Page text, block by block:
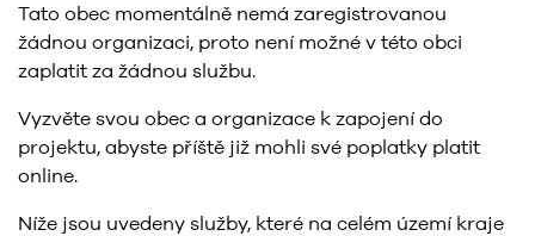
Tato obec momentálně nemá zaregistrovanou
žádnou organizaci, proto není možné v této obci
zaplatit za žádnou službu.
Vyzvěte svou obec a organizace k zapojení do
projektu, abyste příště již mohli své poplatky platit
online.
Níže jsou uvedeny služby, které na celém území kraje